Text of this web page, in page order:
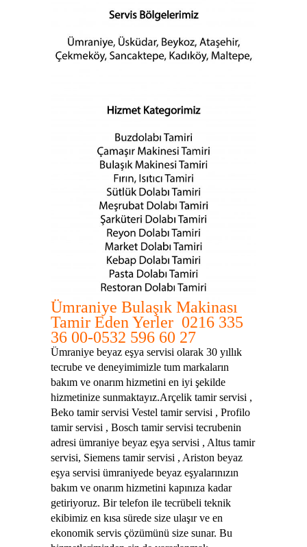
Ümraniye Bulaşık Makinası
Tamir Eden Yerler 0216 335
36 00-0532 596 60 27
Ümraniye beyaz eşya servisi olarak 30 yıllık
tecrube ve deneyimimizle tum markaların
bakım ve onarım hizmetini en iyi şekilde
hizmetinize sunmaktayız.Arçelik tamir servisi ,
Beko tamir servisi Vestel tamir servisi , Profilo
tamir servisi , Bosch tamir servisi tecrubenin
adresi ümraniye beyaz eşya servisi , Altus tamir
servisi, Siemens tamir servisi , Ariston beyaz
eşya servisi ümraniyede beyaz eşyalarınızın
bakım ve onarım hizmetini kapınıza kadar
getiriyoruz. Bir telefon ile tecrübeli teknik
ekibimiz en kısa sürede size ulaşır ve en
ekonomik servis çözümünü size sunar. Bu